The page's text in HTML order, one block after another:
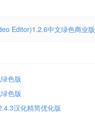
Editor)1.2.6中文绿色商业版
色版
色版
汉化精简优化版